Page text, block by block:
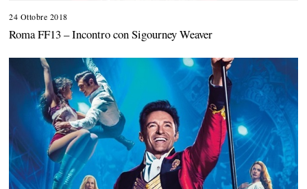
24 Ottobre 2018
M
r
o
2
0
2
0
Roma FF13 – Incontro con Sigourney Weaver